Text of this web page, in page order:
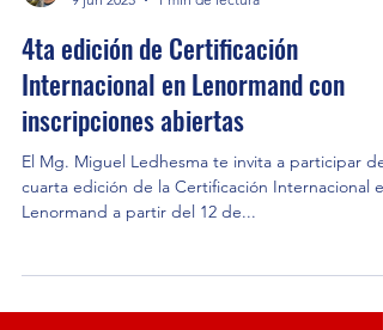
Miguel Ledhesma
9 jun 2025
1 min de lectura
4ta edición de Certificación
Internacional en Lenormand con
inscripciones abiertas
El Mg. Miguel Ledhesma te invita a participar de